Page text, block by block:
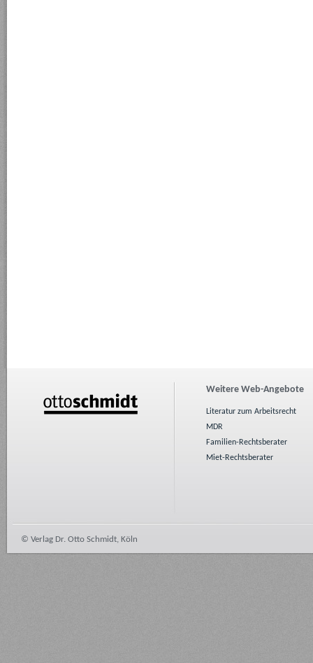
Weitere Web-Angebote
Literatur zum Arbeitsrecht
MDR
Familien-Rechtsberater
Miet-Rechtsberater
© Verlag Dr. Otto Schmidt, Köln